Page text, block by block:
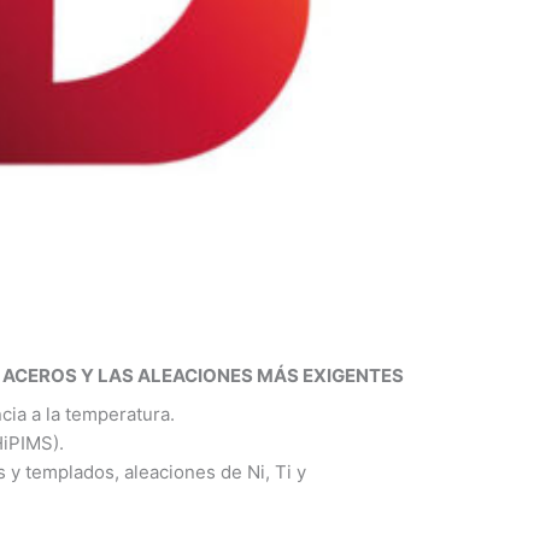
Y LAS ALEACIONES MÁS EXIGENTES
a la temperatura.
y templados, aleaciones de Ni, Ti y